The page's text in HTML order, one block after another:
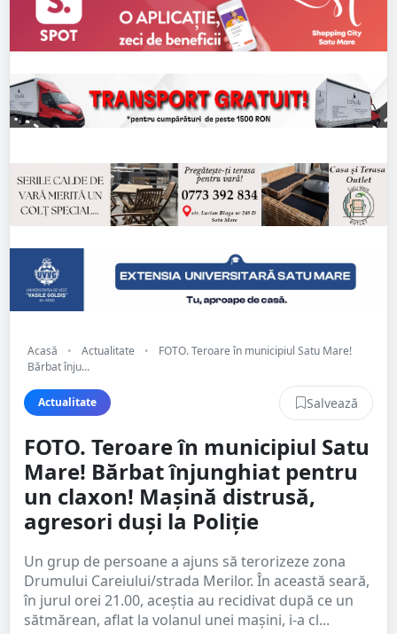
Acasă • Actualitate •
FOTO. Teroare în municipiul Satu Mare!
Bărbat înju...
Actualitate Salvează
FOTO. Teroare în municipiul Satu
Mare! Bărbat înjunghiat pentru
un claxon! Mașină distrusă,
agresori duși la Poliție
Un grup de persoane a ajuns să terorizeze zona
Drumului Careiului/strada Merilor. În această seară,
în jurul orei 21.00, aceștia au recidivat după ce un
sătmărean, aflat la volanul unei mașini, i-a cl...